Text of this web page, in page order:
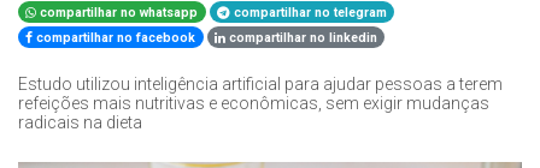
compartilhar no whatsapp
compartilhar no telegram
compartilhar no facebook
compartilhar no linkedin
Estudo utilizou inteligência artificial para ajudar pessoas a terem
refeições mais nutritivas e econômicas, sem exigir mudanças
radicais na dieta